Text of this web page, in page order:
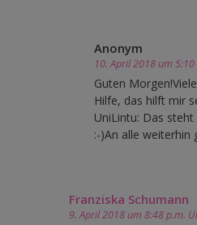
Anonym
10. April 2018 um
Guten
Hilfe, das hilft mir
UniLintu: Das
:-)An alle weiterhin
Franziska Schumann
9. April 2018 um 8:48 p.m.